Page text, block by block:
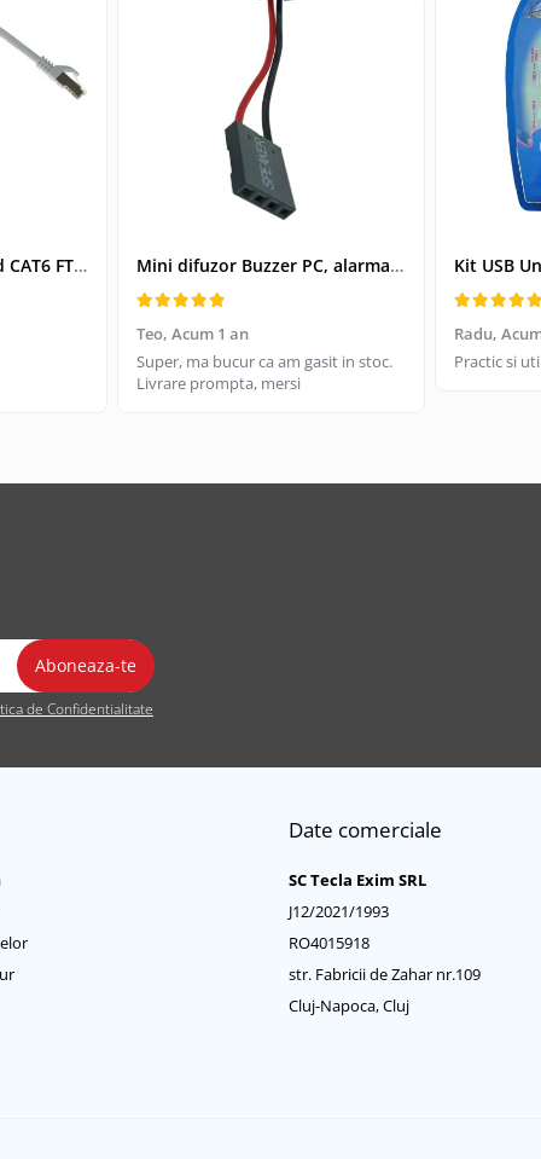
Cablu retea-patchcord CAT6 FTP, Lanberg 43612, 2 X RJ45, lungime 25cm, AWG26, 10Gb/s-250MHz, de legatura retea, ethernet, gri Mini difuzor Buzzer PC, alarma sonora pentru placa de baza PC
Teo, Acum 1 an
Super, ma bucur ca am gasit in stoc.
Livrare prompta, mersi
Radu,
Practic si
de Confidentialitate
Date comerciale
SC Tecla Exim SRL
J12/2021/1993
RO4015918
str. Fabricii de Zahar nr.109
Cluj-Napoca, Cluj